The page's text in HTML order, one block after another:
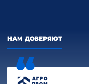
НАМ ДОВЕРЯЮТ